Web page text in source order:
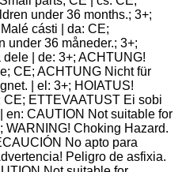
under 36 months.; 3+;
cásti | da: CE;
under 36 måneder.; 3+;
| de: 3+; ACHTUNG!
CE; ACHTUNG Nicht für
| el: 3+; HOIATUS!
ETTEVAATUST Ei sobi
en: CAUTION Not suitable for
WARNING! Choking Hazard.
No apto para
Peligro de asfixia.